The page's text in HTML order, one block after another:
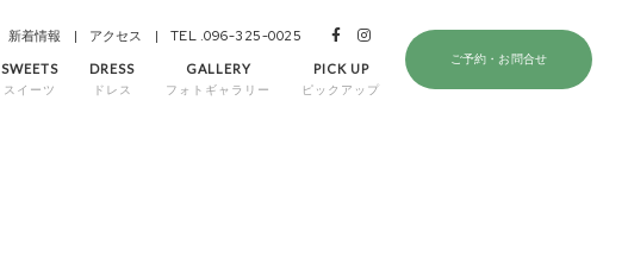
新着情報 アクセス TEL .096-325-0025
SWEETS
スイーツ
DRESS
ドレス
GALLERY
フォトギャラリー
PICK UP
ピックアップ
ご予約・お問合せ